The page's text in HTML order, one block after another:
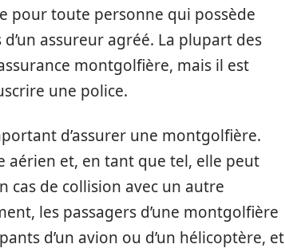
pour toute personne qui possède
assureur agréé. La plupart des
montgolfière, mais il est
une police.
d’assurer une montgolfière.
aérien et, en tant que tel, elle peut
cas de collision avec un autre
les passagers d’une montgolfière
d’un avion ou d’un hélicoptère, et